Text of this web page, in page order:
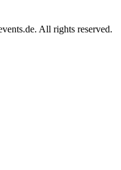
All rights reserved.